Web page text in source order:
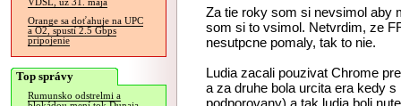
VDSL, už 31. mája
Orange sa doťahuje na UPC
a O2, spustí 2.5 Gbps
pripojenie
Top správy
Rumunsko odstrelmi a
Za tie roky som si nevsimol aby
som si to vsimol. Netvrdim, ze
nesutpcne pomaly, tak to nie.
Ludia zacali pouzivat Chrome
a za druhe bola urcita era kedy
podporovany) a tak ludia boli